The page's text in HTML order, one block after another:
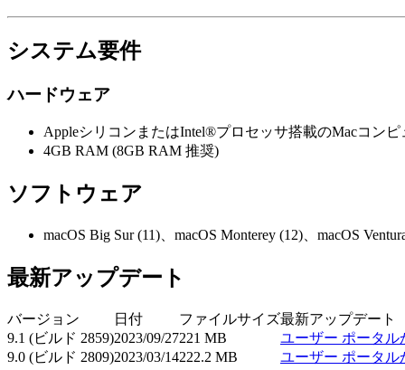
システム要件
ハードウェア
AppleシリコンまたはIntel®プロセッサ搭載のMacコンピ
4GB RAM (8GB RAM 推奨)
ソフトウェア
macOS Big Sur (11)、macOS Monterey (12)、macOS
最新アップデート
バージョン 日付 ファイルサイズ最新アップデート
9.1 (ビルド 2859)2023/09/27221 MB
ユーザー ポータル
9.0 (ビルド 2809)2023/03/14222.2 MB ユーザー ポータル